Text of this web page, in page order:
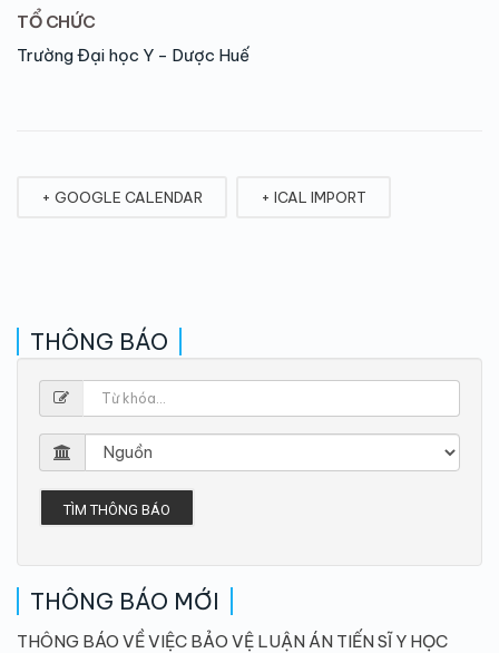
TỔ CHỨC
Trường Đại học Y - Dược Huế
+ GOOGLE CALENDAR + ICAL IMPORT
THÔNG BÁO
TÌM THÔNG BÁO
THÔNG BÁO MỚI
THÔNG BÁO VỀ VIỆC BẢO VỆ LUẬN ÁN TIẾN SĨ Y HỌC